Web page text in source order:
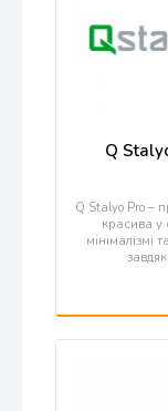
Q
Q Stalyo Pro –
красива у
мінімалізмі